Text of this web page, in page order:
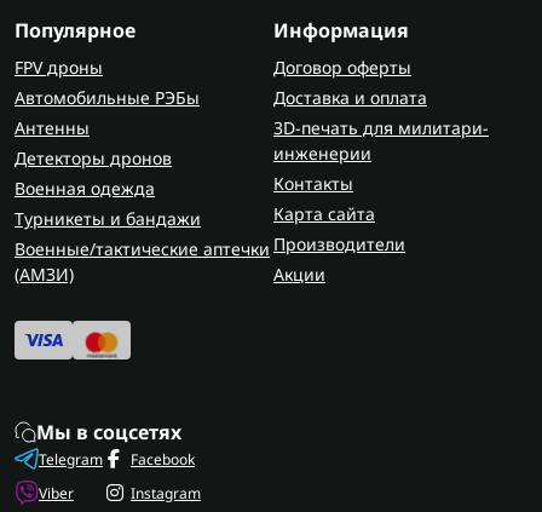
Популярное
FPV дроны
Автомобильные РЭБы
Антенны
Детекторы дронов
Военная одежда
Турникеты и бандажи
Военные/тактические аптечки
(AMЗИ)
Информация
Договор оферты
Доставка и оплата
3D-печать для милитари-
инженерии
Контакты
Карта сайта
Производители
Акции
Мы в соцсетях
Telegram
Viber
Facebook
Instagram